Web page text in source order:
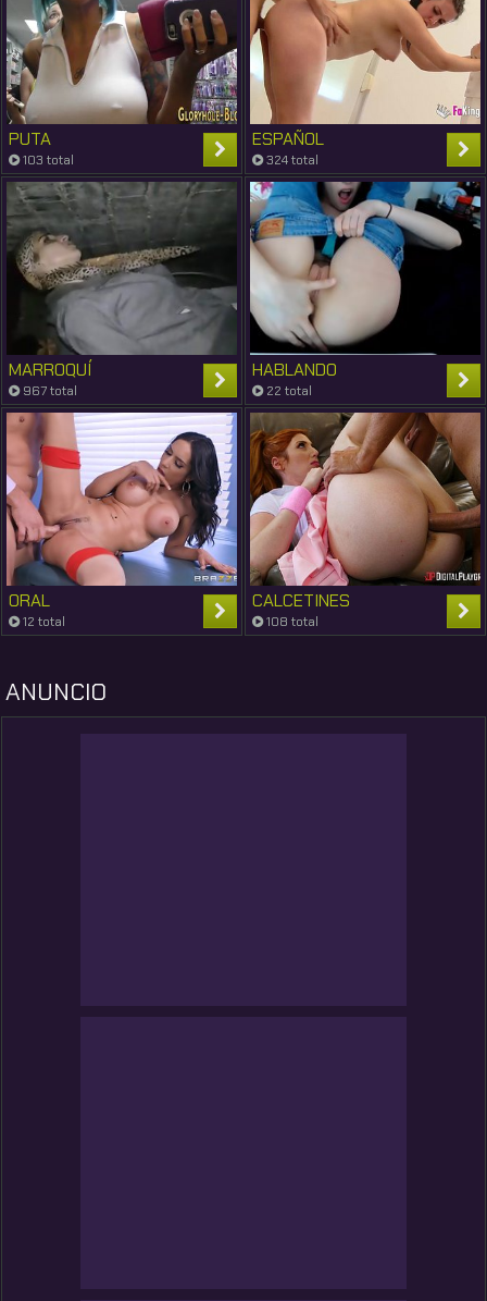
PUTA
103 total
ESPAÑOL
324 total
MARROQUÍ
967 total
HABLANDO
22 total
ORAL
12 total
CALCETINES
108 total
ANUNCIO